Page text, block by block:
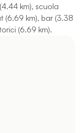
km), scuola
(6.69 km), bar (3.38
(6.69 km).